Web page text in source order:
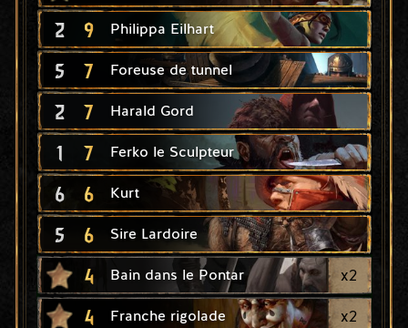
2 9 Philippa Eilhart
5 7 Foreuse de tunnel
2 7 Harald Gord
1 7 Ferko le Sculpteur
6 6 Kurt
5 6 Sire Lardoire
4 Bain dans le Pontar x2
4 Franche rigolade x2